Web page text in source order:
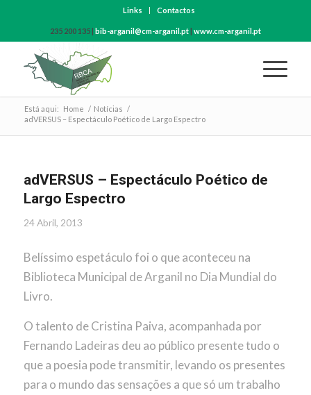
Links Contactos
235 200 135 | bib-arganil@cm-arganil.pt| www.cm-arganil.pt
Está aqui: Home / Notícias /
adVERSUS – Espectáculo Poético de Largo Espectro
adVERSUS – Espectáculo Poético de
Largo Espectro
24 Abril, 2013
Belíssimo espetáculo foi o que aconteceu na
Biblioteca Municipal de Arganil no Dia Mundial do
Livro.
O talento de Cristina Paiva, acompanhada por
Fernando Ladeiras deu ao público presente tudo o
que a poesia pode transmitir, levando os presentes
para o mundo das sensações a que só um trabalho